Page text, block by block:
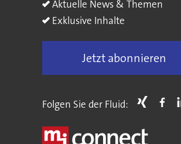
Aktuelle News & Themen
Exklusive Inhalte
Jetzt abonnieren
Folgen Sie der Fluid: